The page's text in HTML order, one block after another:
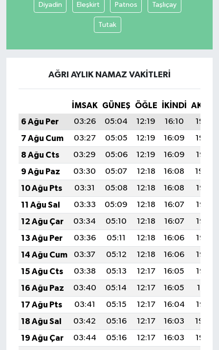
Diyadin Eleşkirt Patnos Taşlıçay
Tutak
AĞRI AYLIK NAMAZ VAKITLERI
İMSAK GÜNEŞ ÖĞLE İKINDI
6 Ağu Per
03:26 05:04 12:19 16:10
19:23
7 Ağu Cum
03:27 05:05 12:19 16:09
19:22
8 Ağu Cts
03:29 05:06 12:19 16:09
19:21
9 Ağu Paz
03:30 05:07 12:18 16:08
19:20
10 Ağu Pts
03:31 05:08 12:18 16:08
19:19
11 Ağu Sal
03:33 05:09 12:18 16:07
19:17
12 Ağu Çar
03:34 05:10 12:18 16:07
19:16
13 Ağu Per
03:36 05:11 12:18 16:06
19:15
14 Ağu Cum
03:37 05:12 12:18 16:06
19:14
15 Ağu Cts
03:38 05:13 12:17 16:05
19:12
16 Ağu Paz
03:40 05:14 12:17 16:05
19:11
17 Ağu Pts
03:41 05:15 12:17 16:04
19:10
18 Ağu Sal
03:42 05:16 12:17 16:03
19:08
19 Ağu Çar
03:44 05:16 12:17 16:03
19:07